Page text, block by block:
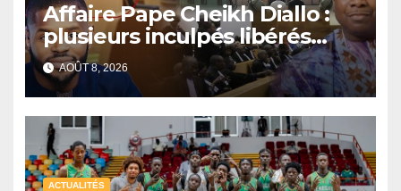
Affaire Pape Cheikh Diallo :
plusieurs inculpés libérés
après un non-lieu partiel
AOÛT 8, 2026
ACTUALITÉS